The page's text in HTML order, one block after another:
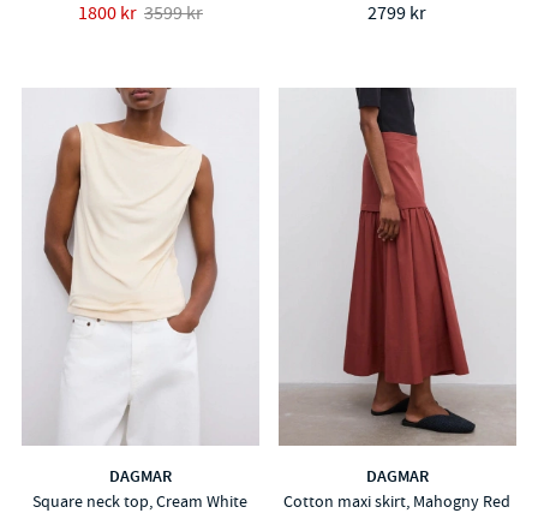
1800 kr 3599 kr 2799 kr
DAGMAR
Square neck top, Cream White
DAGMAR
Cotton maxi skirt, Mahogny Red